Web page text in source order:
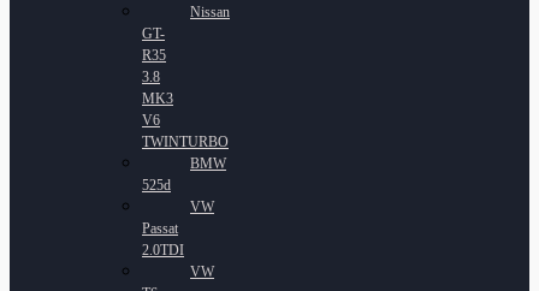
Nissan
GT-
R35
3.8
MK3
V6
TWINTURBO
BMW
525d
VW
Passat
2.0TDI
VW